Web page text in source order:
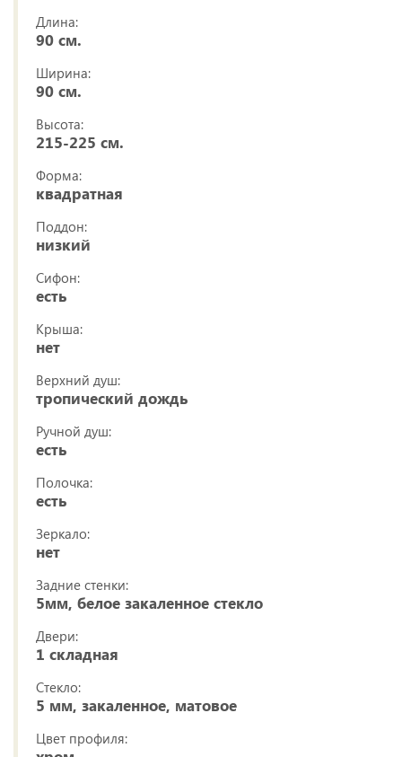
Длина:
90 см.
Ширина:
90 см.
Высота:
215-225 см.
Форма:
квадратная
Поддон:
низкий
Сифон:
есть
Крыша:
нет
Верхний душ:
тропический дождь
Ручной душ:
есть
Полочка:
есть
Зеркало:
нет
Задние стенки:
5мм, белое закаленное стекло
Двери:
1 складная
Стекло:
5 мм, закаленное, матовое
Цвет профиля: